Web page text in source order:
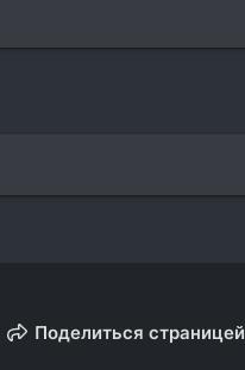
Поделиться страницей